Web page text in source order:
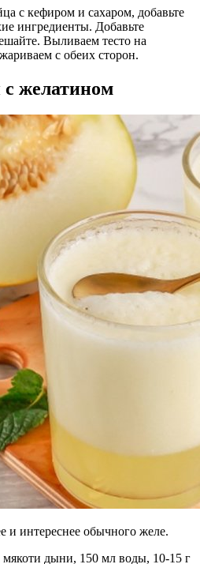
с кефиром и сахаром, добавьте
ингредиенты. Добавьте
Выливаем тесто на
с обеих сторон.
желатином
и интереснее обычного желе.
мякоти дыни, 150 мл воды, 10-15 г